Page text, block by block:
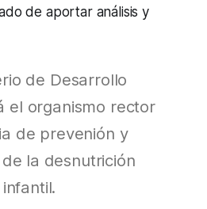
de aportar análisis y
de Desarrollo
el organismo rector
de prevenión y
la desnutrición
infantil.